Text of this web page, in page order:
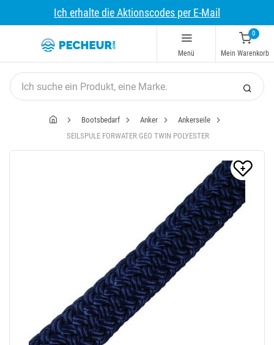
Ich erhalte die Aktionscodes per E-Mail
Menü
0
Mein Warenkorb
Bootsbedarf Anker
Ankerseile
SEILSPULE FORWATER GEO TWIN POLYESTER